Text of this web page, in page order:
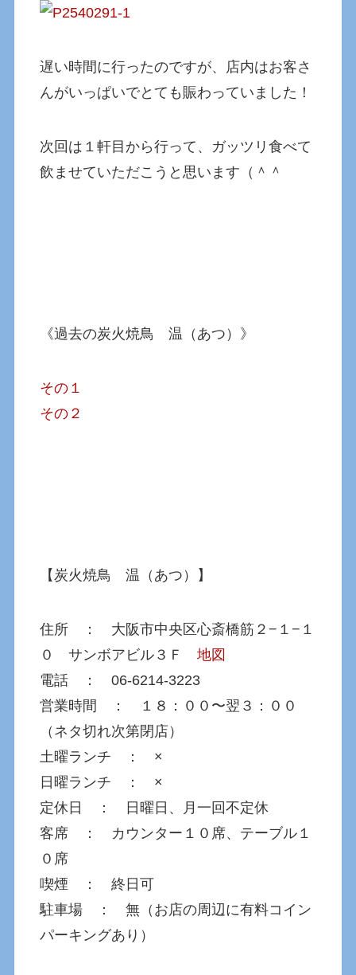
遅い時間に行ったのですが、店内はお客さ
んがいっぱいでとても賑わっていました！
次回は１軒目から行って、ガッツリ食べて
飲ませていただこうと思います（＾＾
《過去の炭火焼鳥 温（あつ）》
その１
その２
【炭火焼鳥 温（あつ）】
住所 ： 大阪市中央区心斎橋筋２−１−１
０ サンボアビル３Ｆ地図
電話 ： 06-6214-3223
営業時間 ： １８：００〜翌３：００
（ネタ切れ次第閉店）
土曜ランチ ： ×
日曜ランチ ： ×
定休日 ： 日曜日、月一回不定休
客席 ： カウンター１０席、テーブル１
０席
喫煙 ： 終日可
駐車場 ： 無（お店の周辺に有料コイン
パーキングあり）